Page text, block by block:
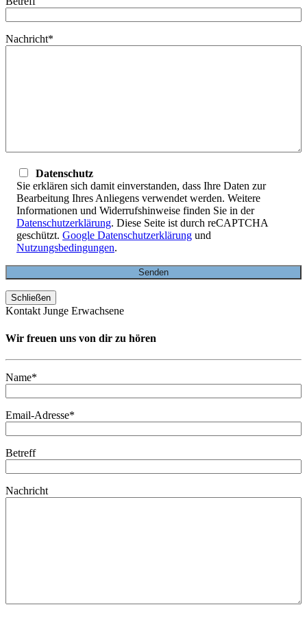
Nachricht*
Datenschutz
Sie erklären sich damit einverstanden, dass Ihre Daten zur
Bearbeitung Ihres Anliegens verwendet werden. Weitere
Informationen und Widerrufshinweise finden Sie in der
Datenschutzerklärung. Diese Seite ist durch reCAPTCHA
geschützt. Google Datenschutzerklärung und
Nutzungsbedingungen.
Schließen
Kontakt Junge Erwachsene
Wir freuen uns von dir zu hören
Name*
Email-Adresse*
Betreff
Nachricht